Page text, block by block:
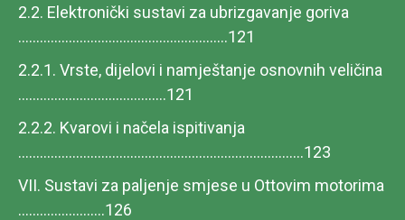
2.2. Elektronički sustavi za ubrizgavanje goriva
..........................................................121
2.2.1. Vrste, dijelovi i namještanje osnovnih veličina
.........................................121
2.2.2. Kvarovi i načela ispitivanja
...............................................................................123
VII. Sustavi za paljenje smjese u Ottovim motorima
........................126